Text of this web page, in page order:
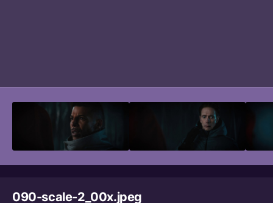
090-scale-2_00x.jpeg